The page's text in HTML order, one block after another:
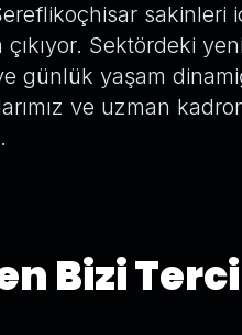
sakinleri
Sektördeki
günlük yaşam
ve uzman
Bizi